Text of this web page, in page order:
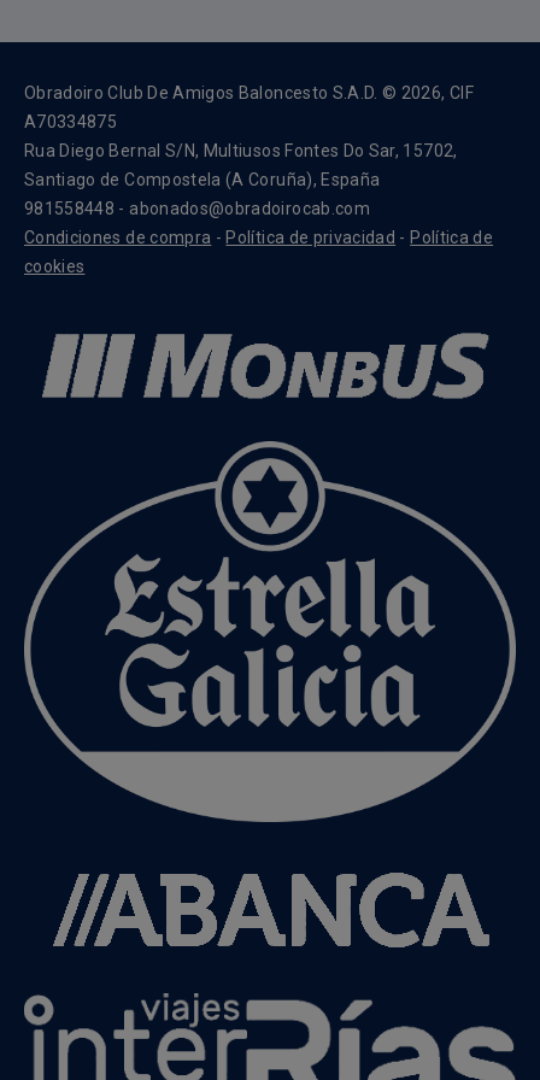
Obradoiro Club De Amigos Baloncesto S.A.D. © 2026, CIF
A70334875
Rua Diego Bernal S/N, Multiusos Fontes Do Sar, 15702,
Santiago de Compostela (A Coruña), España
981558448 - abonados@obradoirocab.com
Condiciones de compra - Política de privacidad - Política de
cookies